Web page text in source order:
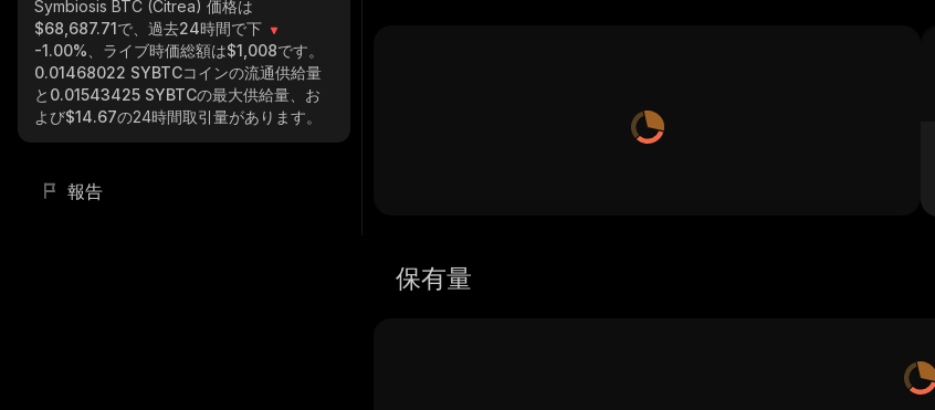
Symbiosis BTC (Citrea) 価格は
$68,687.71で、過去24時間で下
-1.00% 、ライブ時価総額は$1,008です。
0.01468022 SYBTCコインの流通供給量
と 0.01543425 SYBTCの最大供給量、お
よび$14.67の24時間取引量があります。
報告
保有量